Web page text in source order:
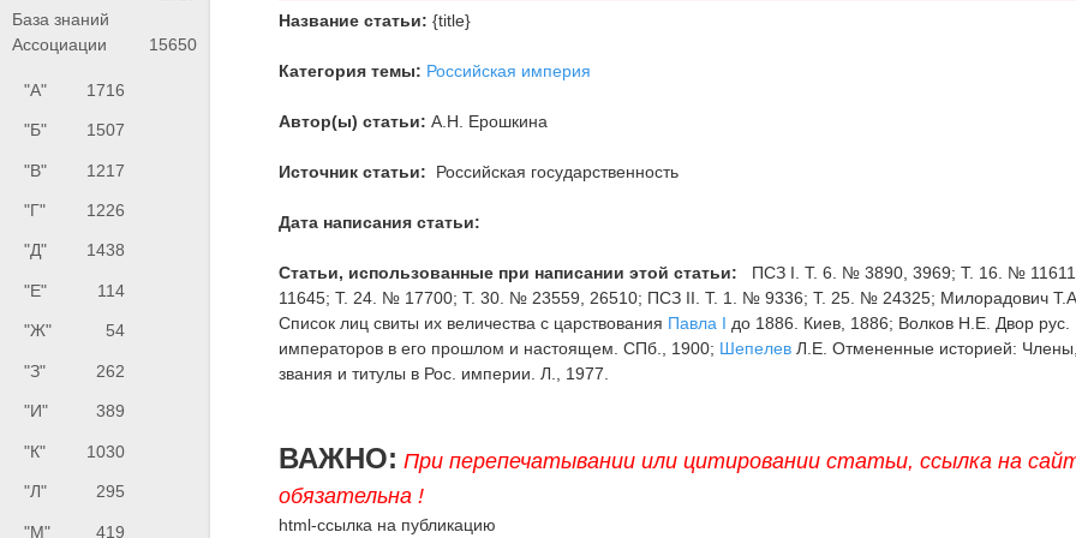
База знаний
Ассоциации
15650
"А" 1716
"Б" 1507
"В" 1217
"Г" 1226
"Д" 1438
"Е" 114
"Ж" 54
"З" 262
"И" 389
"К" 1030
"Л" 295
"М" 419
Название статьи: {title}
Категория темы: Российская империя
Автор(ы) статьи: А.Н. Ерошкина
Источник статьи: Российская государственность
Дата написания статьи:
Статьи, использованные при написании этой статьи:
ПСЗ I. Т. 6. № 3890, 3969; Т. 16. № 11611,
11645; Т. 24. № 17700; Т. 30. № 23559, 26510; ПСЗ II. Т. 1. № 9336; Т. 25. № 24325; Милорадович Т.А.
Список лиц свиты их величества с царствования Павла I до 1886. Киев, 1886; Волков Н.Е. Двор рус.
императоров в его прошлом и настоящем. СПб., 1900; Шепелев Л.Е. Отмененные историей: Члены,
звания и титулы в Рос. империи. Л., 1977.
ВАЖНО: При перепечатывании или цитировании статьи, ссылка на
обязательна !
html-ссылка на публикацию